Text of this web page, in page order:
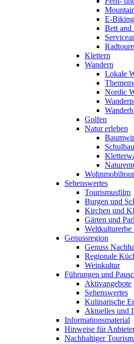
E-Biking
Bett and
Klettern
Wandern
Lokale
Nordic
Golfen
Natur erleben
Sehenswertes
Tourismusfilm
Burgen und
Kirchen und
Gärten und
Weltkulturerbe
Genussregion
Genuss
Regionale
Weinkultur
Führungen und
Aktivangebote
Sehenswertes
Kulinarische
Aktuelles und
Informationsmaterial
Hinweise für
Nachhaltiger